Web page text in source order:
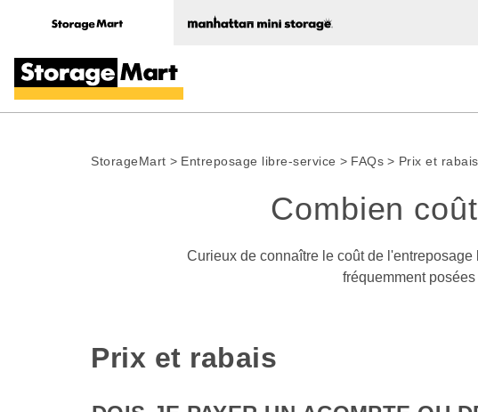
StorageMart > Entreposage libre-service > FAQs > Prix et rabais
Combien
Curieux de connaître le coût de
fréquemment
Prix et rabais